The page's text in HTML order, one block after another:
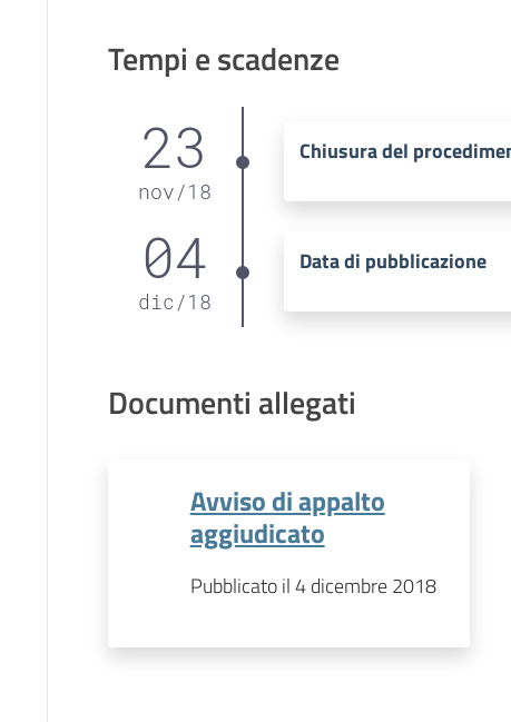
Tempi e scadenze
23
nov/18
Chiusura del
04
dic/18
Data di pubblicazione
Documenti allegati
Avviso di appalto
aggiudicato
Pubblicato il 4 dicembre 2018